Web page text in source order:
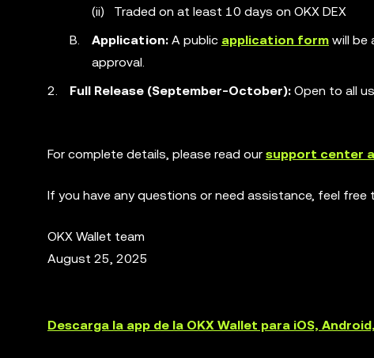
Traded on at least 10 days on OKX DEX
Application: A public application form will be
approval.
Full Release (September-October): Open to all
For complete details, please read our support center
If you have any questions or need assistance, feel
OKX Wallet team
August 25, 2025
Descarga la app de la OKX Wallet para iOS,